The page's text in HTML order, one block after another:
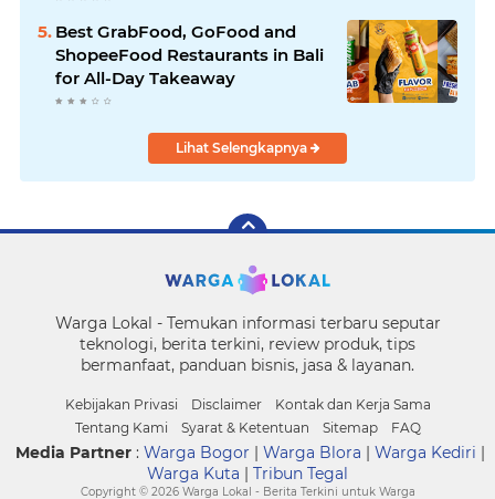
Best GrabFood, GoFood and
ShopeeFood Restaurants in Bali
for All-Day Takeaway
Lihat Selengkapnya
Warga Lokal - Temukan informasi terbaru seputar
teknologi, berita terkini, review produk, tips
bermanfaat, panduan bisnis, jasa & layanan.
Kebijakan Privasi Disclaimer
Kontak dan Kerja Sama
Tentang Kami
Syarat & Ketentuan Sitemap FAQ
Media Partner: Warga Bogor | Warga Blora | Warga Kediri |
Warga Kuta | Tribun Tegal
Copyright © 2026 Warga Lokal - Berita Terkini untuk Warga